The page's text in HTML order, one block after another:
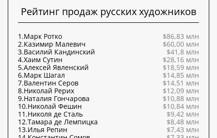
Рейтинг продаж русских художников
1.Марк Ротко
$86,83 млн
2.Казимир Малевич
$60,00 млн
3.Василий Кандинский
$41,8 млн
4.Хаим Сутин
$28,16 млн
5.Алексей Явленский
$18,59 млн
6.Марк Шагал
$14,85 млн
7.Валентин Серов
$14,51 млн
8.Николай Рерих
$12,09 млн
9.Наталия Гончарова
$10,88 млн
10.Николай Фешин
$10,84 млн
11.Николя де Сталь
$9,42 млн
12.Тамара де Лемпицка
$8,48 млн
13.Илья Репин
$7,43 млн